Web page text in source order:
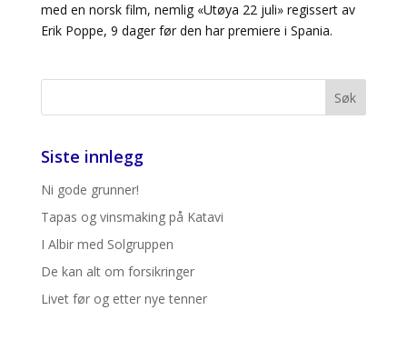
med en norsk film, nemlig «Utøya 22 juli» regissert av
Erik Poppe, 9 dager før den har premiere i Spania.
Siste innlegg
Ni gode grunner!
Tapas og vinsmaking på Katavi
I Albir med Solgruppen
De kan alt om forsikringer
Livet før og etter nye tenner